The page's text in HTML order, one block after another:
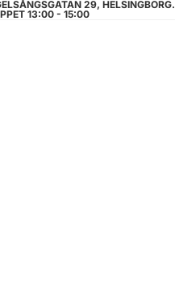
29, HELSINGBORG.
13:00 - 15:00